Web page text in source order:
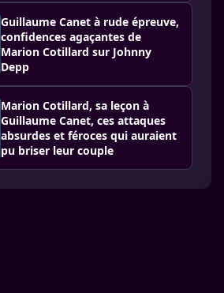
Guillaume Canet à rude épreuve,
confidences agaçantes de
Marion Cotillard sur Johnny
Depp
Marion Cotillard, sa leçon à
Guillaume Canet, ces attaques
absurdes et féroces qui auraient
pu briser leur couple